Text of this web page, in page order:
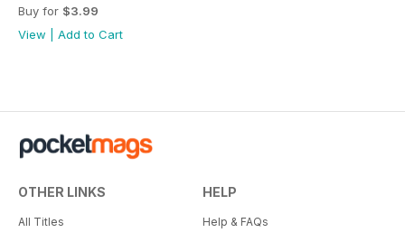
Buy for $3.99
View
Add to Cart
OTHER LINKS
All Titles
HELP
Help & FAQs